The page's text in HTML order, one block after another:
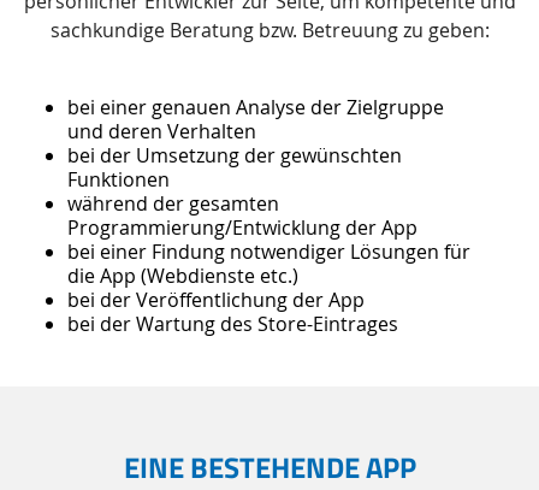
sachkundige Beratung bzw. Betreuung zu geben:
bei einer genauen Analyse der Zielgruppe
und deren Verhalten
bei der Umsetzung der gewünschten
Funktionen
während der gesamten
Programmierung/Entwicklung der App
bei einer Findung notwendiger Lösungen für
die App (Webdienste etc.)
bei der Veröffentlichung der App
bei der Wartung des Store-Eintrages
EINE BESTEHENDE APP